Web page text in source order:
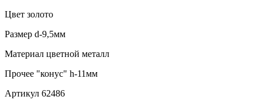
Цвет золото
Размер d-9,5мм
Материал цветной металл
Прочее "конус" h-11мм
Артикул 62486